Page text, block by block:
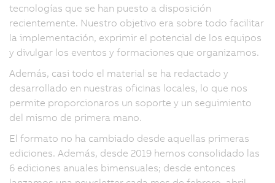
tecnologías que se han puesto a disposición
recientemente. Nuestro objetivo era sobre todo facilitar
la implementación, exprimir el potencial de los equipos
y divulgar los eventos y formaciones que organizamos.
Además, casi todo el material se ha redactado y
desarrollado en nuestras oficinas locales, lo que nos
permite proporcionaros un soporte y un seguimiento
del mismo de primera mano.
El formato no ha cambiado desde aquellas primeras
ediciones. Además, desde 2019 hemos consolidado las
6 ediciones anuales bimensuales; desde entonces